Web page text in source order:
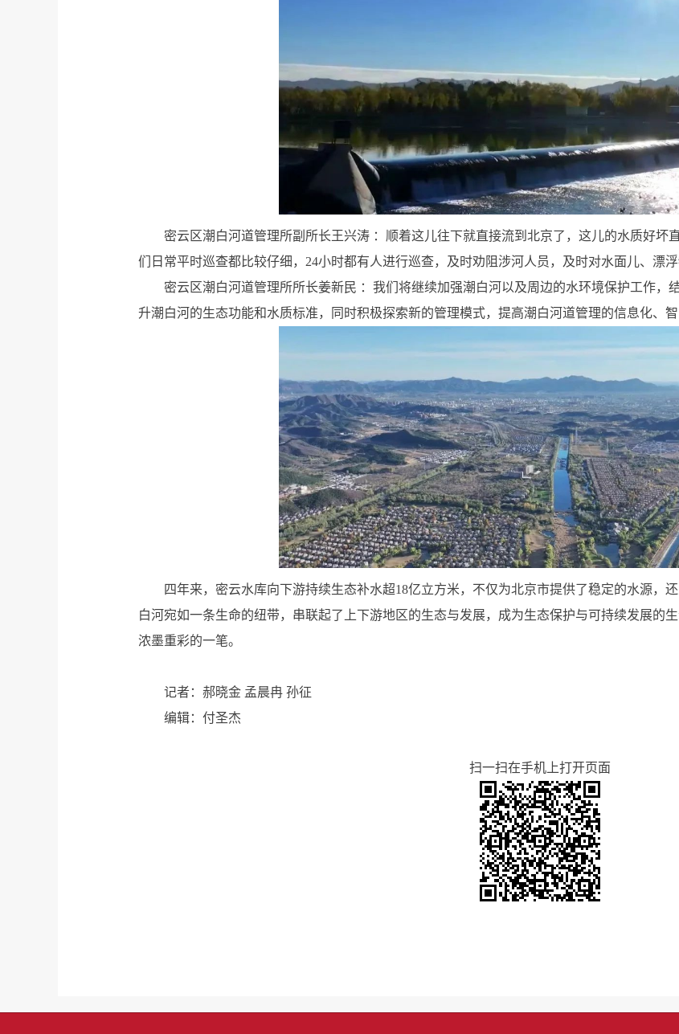
密云区潮白河道管理所副所长王兴涛 ：顺着这儿往下就直接流到北京了，这儿的水质好坏
们日常平时巡查都比较仔细，24小时都有人进行巡查，及时劝阻涉河人员，及时对水面儿、漂浮
密云区潮白河道管理所所长姜新民 ：我们将继续加强潮白河以及周边的水环境保护工作，
升潮白河的生态功能和水质标准，同时积极探索新的管理模式，提高潮白河道管理的信息化、
四年来，密云水库向下游持续生态补水超18亿立方米，不仅为北京市提供了稳定的水源，
白河宛如一条生命的纽带，串联起了上下游地区的生态与发展，成为生态保护与可持续发展的
浓墨重彩的一笔。
记者：郝晓金 孟晨冉 孙征
编辑：付圣杰
扫一扫在手机上打开页面